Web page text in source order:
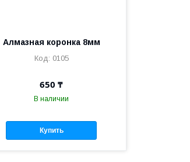
Алмазная коронка 8мм
0105
650 ₸
В наличии
Купить